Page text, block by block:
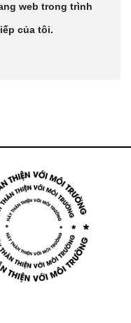
web trong trình
của tôi.